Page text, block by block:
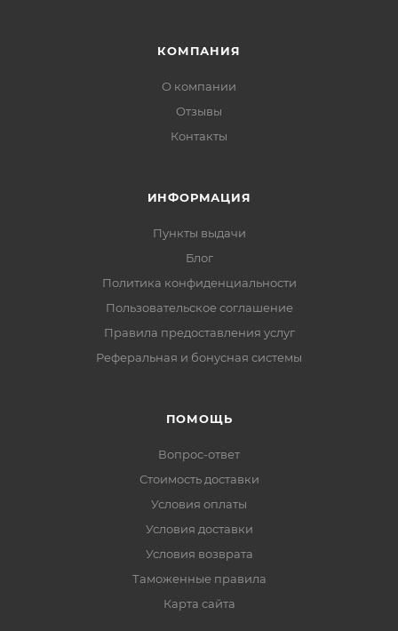
КОМПАНИЯ
О компании
Отзывы
Контакты
ИНФОРМАЦИЯ
Пункты выдачи
Блог
Политика конфиденциальности
Пользовательское соглашение
Правила предоставления услуг
Реферальная и бонусная системы
ПОМОЩЬ
Вопрос-ответ
Стоимость доставки
Условия оплаты
Условия доставки
Условия возврата
Таможенные правила
Карта сайта